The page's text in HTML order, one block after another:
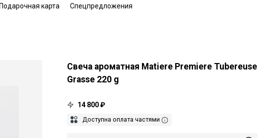
Подарочная карта Спецпредложения
Свеча ароматная Matiere Premiere Tubereuse
Grasse 220 g
14 800 ₽
Доступна оплата частями